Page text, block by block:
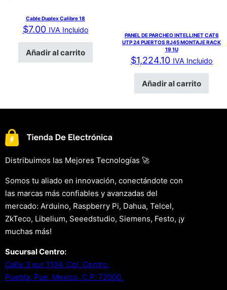
Cable Duplex Calibre 18
$7.00 IVA Incluido
Añadir al carrito
PANEL DE PARCHEO INTELLINET CAT6
UTP 24 PUERTOS RJ45 MONTAJE RACK
19 1U
$1,224.10 IVA Incluido
Añadir al carrito
Distribuimos las Mejores Tecnologías 🚀
Somos tu aliado en innovación, conectándote con
las marcas más confiables y avanzadas del
mercado: Arduino, Raspberry Pi, Dahua, Telcel,
ZkTeco, Libelium, Seeedstudio, Siemens, Festo, ¡y
muchas más!
Sucursal Centro:
Calle 3 sur 1104, Col. Centro.
Puebla, Pue. Mexico. C.P. 72000.